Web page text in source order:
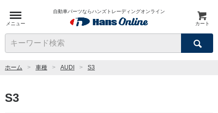
メニュー
自動車パーツならハンズトレーディングオンライン
カート
キーワード検索 検索
ホーム 車種 AUDI S3
S3